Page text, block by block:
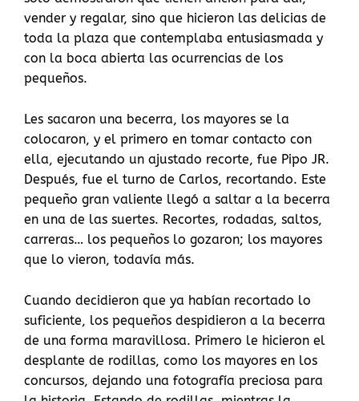
vender y regalar, sino que hicieron las delicias de
toda la plaza que contemplaba entusiasmada y
con la boca abierta las ocurrencias de los
pequeños.
Les sacaron una becerra, los mayores se la
colocaron, y el primero en tomar contacto con
ella, ejecutando un ajustado recorte, fue Pipo JR.
Después, fue el turno de Carlos, recortando. Este
pequeño gran valiente llegó a saltar a la becerra
en una de las suertes. Recortes, rodadas, saltos,
carreras… los pequeños lo gozaron; los mayores
que lo vieron, todavía más.
Cuando decidieron que ya habían recortado lo
suficiente, los pequeños despidieron a la becerra
de una forma maravillosa. Primero le hicieron el
desplante de rodillas, como los mayores en los
concursos, dejando una fotografía preciosa para